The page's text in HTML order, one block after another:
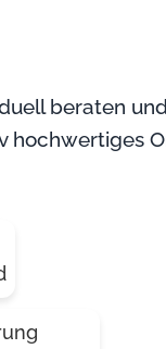
beraten
hochwertiges